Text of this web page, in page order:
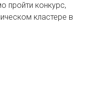
пройти конкурс,
кластере в